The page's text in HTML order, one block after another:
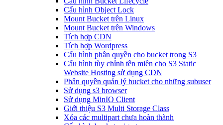
Cấu hình Object Lock
Mount Bucket trên Linux
Mount Bucket trên Windows
Tích hợp CDN
Tích hợp Wordpress
Cấu hình phân quyền cho bucket trong S3
Cấu hình tùy chỉnh tên miền cho S3 Static
Website Hosting sử dụng CDN
Phân quyền quản lý bucket cho những subuser
Sử dụng s3 browser
Sử dụng MinIO Client
Giới thiệu S3 Multi Storage Class
Xóa các multipart chưa hoàn thành